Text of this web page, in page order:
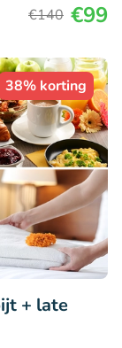
€140 €99
38% korting
+ late